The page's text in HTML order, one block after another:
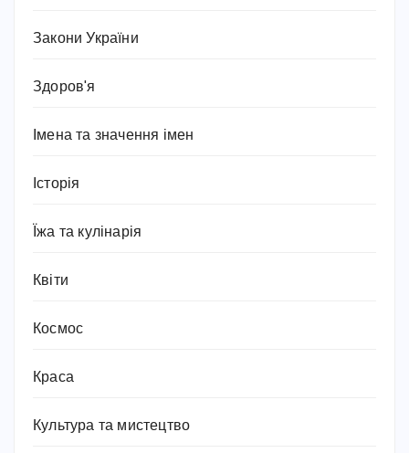
Закони України
Здоров'я
Імена та значення імен
Історія
Їжа та кулінарія
Квіти
Космос
Краса
Культура та мистецтво